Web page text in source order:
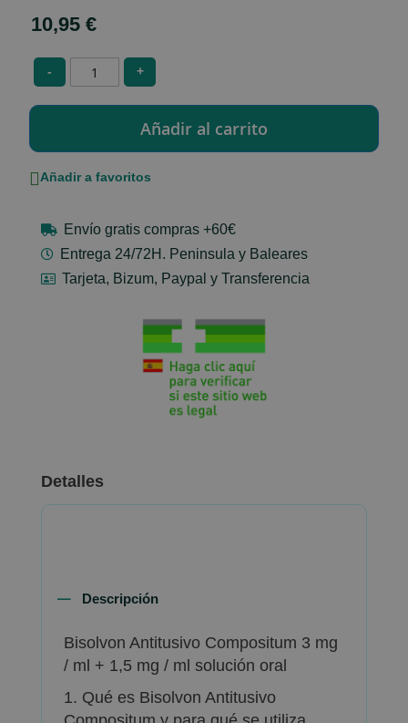
10,95 €
- +
Añadir a favoritos
Envío gratis compras +60€
Entrega 24/72H. Peninsula y Baleares
Tarjeta, Bizum, Paypal y Transferencia
Detalles
Descripción
Bisolvon Antitusivo Compositum 3 mg
/ ml + 1,5 mg / ml solución oral
1. Qué es Bisolvon Antitusivo